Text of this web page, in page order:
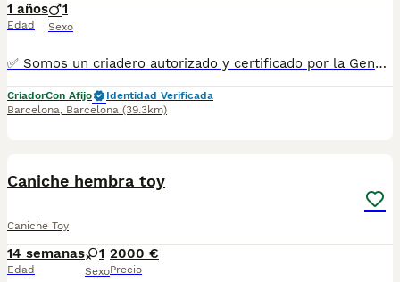
1 años
Edad
1
Sexo
✅ Somos un criadero autorizado y certificado por la Generalitat de Catalunya bajo el número de Núcleo Zoológico G25/00314. PARA MÁS INFORMACIÓN: ☎️ 933095977 📱 685878504 / 674320847 🐶 Programa una visita para conocerlos 💻 Más fotos y vídeos en nuestra web www.aquanatura.es 🚙 Hacemos envíos 📌 Calle Roger de Flor 45, muy cerca del Arc de Triomf de Barcelona, de Lunes a Sábados. Se entregan con sus vacunas, desparasitados interna y externamente, con microchip y su registro, cartilla sanitaria y contrato de garantías, documentación legal y factura. AQUANATURA
CriadorCon Afijo
Identidad Verificada
Barcelona, Barcelona (39.3km)
Caniche hembra toy
Caniche Toy
14 semanas
Edad
1
Sexo
2000 €
Precio